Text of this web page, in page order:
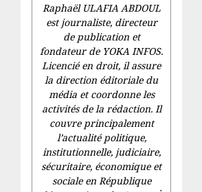
Raphaël ULAFIA ABDOUL
est journaliste, directeur
de publication et
fondateur de YOKA INFOS.
Licencié en droit, il assure
la direction éditoriale du
média et coordonne les
activités de la rédaction. Il
couvre principalement
l’actualité politique,
institutionnelle, judiciaire,
sécuritaire, économique et
sociale en République